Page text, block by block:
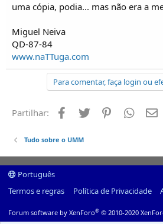
uma cópia, podia... mas não era a
Miguel Neiva
QD-87-84
www.naTTuga.com
Para comentar, faça login ou
Partilhar: Facebook
Twitter Pinterest
Tudo sobre o UMM
Português
Termos e regras
Política de Privacidade
Forum software by XenForo® © 2010-2020